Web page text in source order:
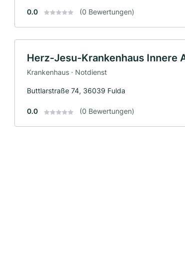
0.0 (0 Bewertungen)
Herz-Jesu-Krankenhaus Innere
Krankenhaus · Notdienst
Buttlarstraße 74, 36039 Fulda
0.0 (0 Bewertungen)